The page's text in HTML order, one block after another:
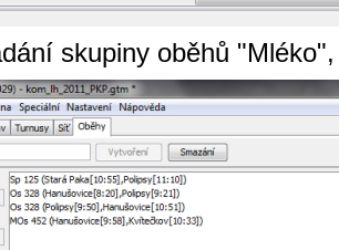
skupiny oběhů